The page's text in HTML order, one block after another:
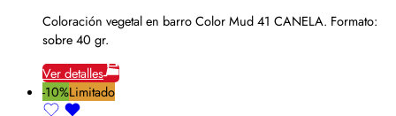
Coloración vegetal en barro Color Mud 41 CANELA. Formato:
sobre 40 gr.
Ver detalles
-10%Limitado